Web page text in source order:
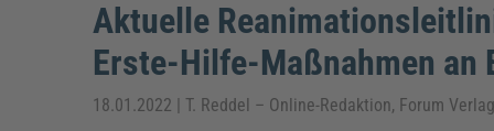
Arbeitssicherheit & Gesundheitsschutz
Weiterbildungen (AKADEMIE HERKERT)
Arbeitsschutz & Brandschutz
Assistenz & Office-Management
Baurecht & Architektenrecht
Bau, Immobilien & Gebäudemanagement
Bildung und Erziehung
Fachpublikationen & Arbeitshilfen
Bildung und Erziehung
Energie und Umwelt
Kommunales
Bildung und Erziehung
Energie und Umwelt
Kommunales
Aktuelle
Erste-Hilfe-Maßnahmen an
18.01.2022 | T. Reddel – Online-Redaktion, Forum